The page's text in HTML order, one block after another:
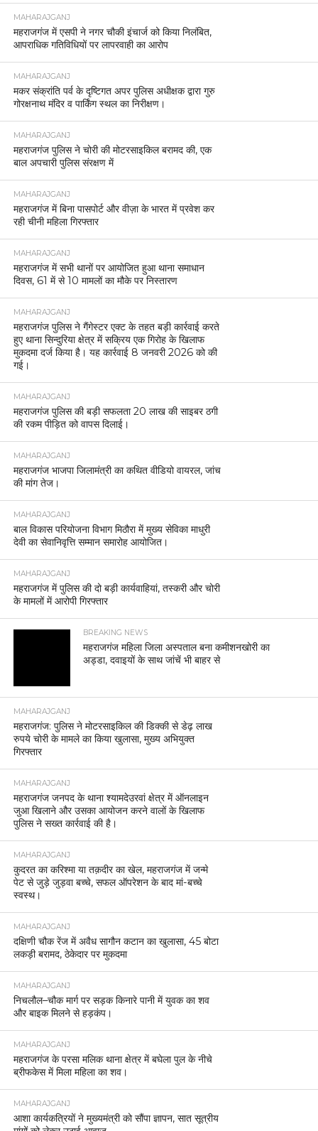
MAHARAJGANJ
महराजगंज: नाबालिग से दुष्कर्म के मामले में पुलिस की त्वरित
कार्रवाई, दोनों अभियुक्त गिरफ्तार।
MAHARAJGANJ
राम मंदिर ध्वजारोहण को लेकर यूपी–नेपाल सीमा पर कड़ी
चौकसी।
MAHARAJGANJ
पुलिस अधीक्षक महराजगंज की पहल अपराध और अवैध
गतिविधियों पर रोक के लिए गोपनीय हेल्पलाइन लॉन्च।
MAHARAJGANJ
महराजगंज पुलिस की बड़ी सफलता, 25,000 रुपये का
इनामिया गैंगस्टर एक्ट का नामजद अभियुक्त गिरफ्तार
MAHARAJGANJ
महराजगंज में जश्न, पंकज चौधरी के प्रदेश अध्यक्ष बनने पर
समर्थकों ने मनाई खुशी
MAHARAJGANJ
इंडो-नेपाल बॉर्डर पर पुलिस की बड़ी कार्रवाई, 100 बोरी
यूरिया बरामद।
पंकज चौधरी का नाम अंतिम चरण में।
10 कुन्तल लहन नष्ट।
खुलासा।
आरोपी दबोचा
चोरी की मोटरसाइकिलें बरामद
किसान दिवस पर किसानों की समस्याओं को प्राथमिकता से
निपटाने के निर्देश।
MAHARAJGANJ
महराजगंज: साइबर टीम की त्वरित कार्रवाई, पीड़ित को
8,000 रुपये वापस।
MAHARAJGANJ
पराली न जलाने को लेकर महराजगंज पुलिस का विशेष
जागरूकता अभियान, किसानों से गांव-गांव जाकर किया
संवाद।
MAHARAJGANJ
सड़क सुरक्षा माह 2026 के तहत महराजगंज में कोहरा और
ओवर स्पीडिंग पर सख्त अभियान।
एसएसबी और पुलिस की संयुक्त कार्रवाई, स्विफ्ट डिजायर से
38 पैकेट चरस जब्त।
महराजगंज में एसपी ने नगर चौकी इंचार्ज को किया निलंबित,
आपराधिक गतिविधियों पर लापरवाही का आरोप
मकर संक्रांति पर्व के दृष्टिगत अपर पुलिस अधीक्षक द्वारा गुरु
गोरक्षनाथ मंदिर व पार्किंग स्थल का निरीक्षण।
महराजगंज पुलिस ने चोरी की मोटरसाइकिल बरामद की, एक
बाल अपचारी पुलिस संरक्षण में